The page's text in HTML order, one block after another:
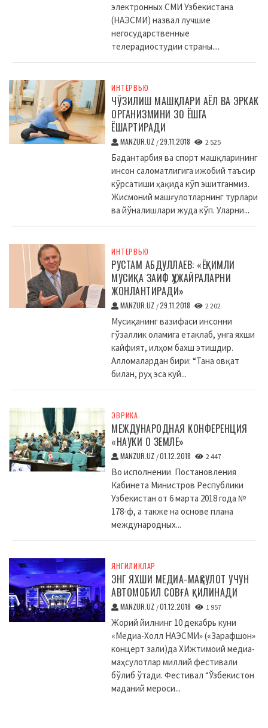
электронных СМИ Узбекистана
(НАЭСМИ) назвал лучшие
негосударственные
телерадиостудии страны....
ИНТЕРВЬЮ
ЧЎЗИЛИШ МАШҚЛАРИ АЁЛ ВА ЭРКАК
ОРГАНИЗМИНИ 30 ЁШГА
ЁШАРТИРАДИ
MANZUR.UZ /29.11.2018 2 525
Бадантарбия ва спорт машқларининг
инсон саломатлигига ижобий таъсир
кўрсатиши ҳақида кўп эшитганмиз.
Жисмоний машғулотларнинг турлари
ва йўналишлари жуда кўп. Уларни...
ИНТЕРВЬЮ
РУСТАМ АБДУЛЛАЕВ: «ЁҚИМЛИ
МУСИҚА ЗАИФ ҲУЖАЙРАЛАРНИ
ЖОНЛАНТИРАДИ»
MANZUR.UZ /29.11.2018 2 202
Мусиқанинг вазифаси инсонни
гўзаллик оламига етаклаб, унга яхши
кайфият, илҳом бахш этишдир.
Алломалардан бири: “Тана овқат
билан, руҳ эса куй...
ЭВРИКА
МЕЖДУНАРОДНАЯ КОНФЕРЕНЦИЯ
«НАУКИ О ЗЕМЛЕ»
MANZUR.UZ /01.12.2018 2 447
Во исполнении Постановления
Кабинета Министров Республики
Узбекистан от 6 марта 2018 года №
178-ф, а также на основе плана
международных...
ЯНГИЛИКЛАР
ЭНГ ЯХШИ МЕДИА-МАҲСУЛОТ УЧУН
АВТОМОБИЛ СОВҒА ҚИЛИНАДИ
MANZUR.UZ /01.12.2018 1 957
Жорий йилнинг 10 декабрь куни
«Медиа-Холл НАЭСМИ» («Зарафшон»
концерт зали)да XИжтимоий медиа-
маҳсулотлар миллий фестивали
бўлиб ўтади. Фестивал “Ўзбекистон
маданий мероси...